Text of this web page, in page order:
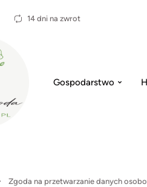
14 dni na zwrot
Gospodarstwo
Zgoda na przetwarzanie danych